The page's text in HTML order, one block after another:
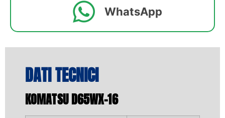
WhatsApp
DATI TECNICI
KOMATSU D65WX-16